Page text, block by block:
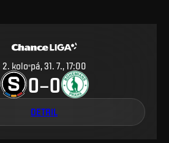
2 kolo pá, 31. 7., 17:00
0–0
DETAIL